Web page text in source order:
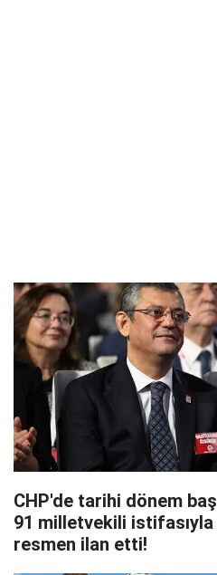
CHP'de tarihi dönem
91 milletvekili
resmen ilan etti!